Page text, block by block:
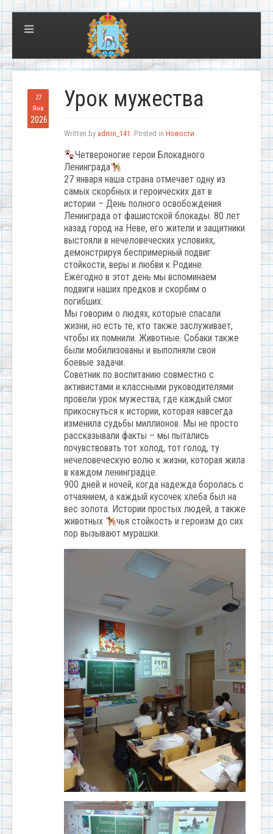
27
Янв
2026
Урок мужества
Written by admin_141 . Posted in Новости
Четвероногие герои Блокадного
Ленинграда
27 января наша страна отмечает одну из
самых скорбных и героических дат в
истории – День полного освобождения
Ленинграда от фашистской блокады. 80 лет
назад город на Неве, его жители и защитники
выстояли в нечеловеческих условиях,
демонстрируя беспримерный подвиг
стойкости, веры и любви к Родине.
Ежегодно в этот день мы вспоминаем
подвиги наших предков и скорбим о
погибших.
Мы говорим о людях, которые спасали
жизни, но есть те, кто также заслуживает,
чтобы их помнили. Животные. Собаки также
были мобилизованы и выполняли свои
боевые задачи.
Советник по воспитанию совместно с
активистами и классными руководителями
провели урок мужества, где каждый смог
прикоснуться к истории, которая навсегда
изменила судьбы миллионов. Мы не просто
рассказывали факты – мы пытались
почувствовать тот холод, тот голод, ту
нечеловеческую волю к жизни, которая жила
в каждом ленинградце.
900 дней и ночей, когда надежда боролась с
отчаянием, а каждый кусочек хлеба был на
вес золота. Истории простых людей, а также
животных
чья стойкость и героизм до сих
пор вызывают мурашки.